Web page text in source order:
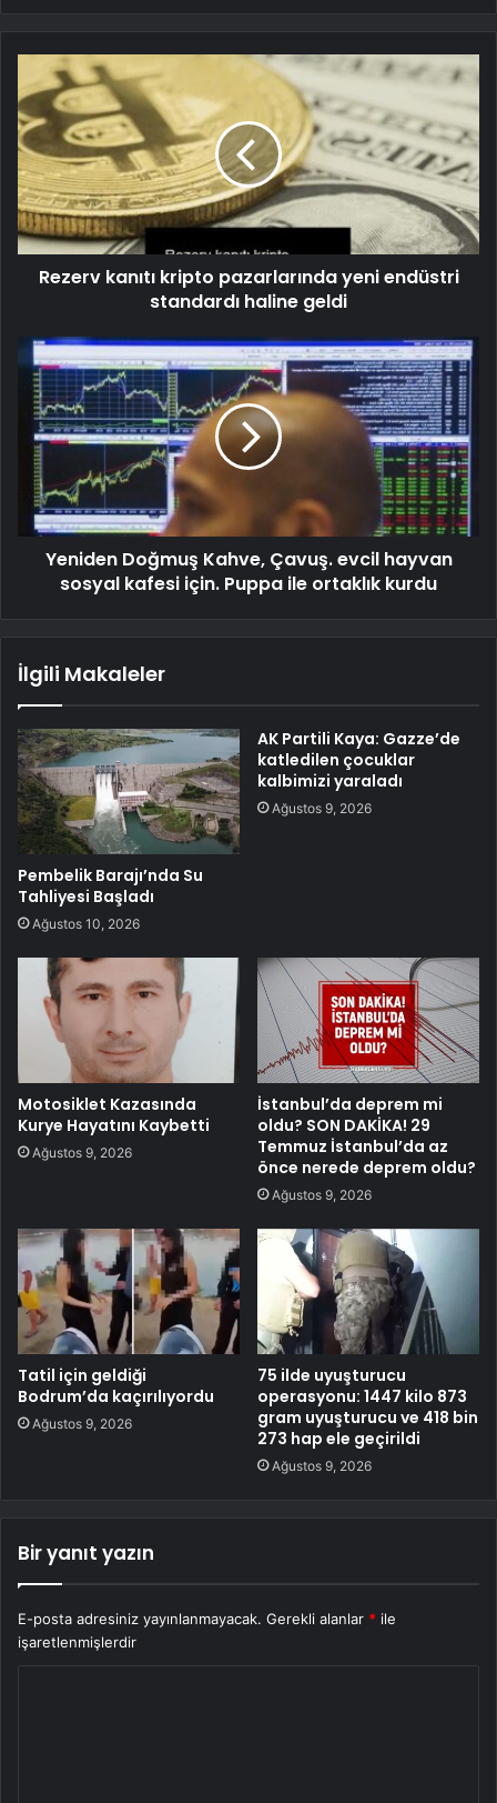
Rezerv kanıtı kripto pazarlarında yeni endüstri
standardı haline geldi
Yeniden Doğmuş Kahve, Çavuş. evcil hayvan
sosyal kafesi için. Puppa ile ortaklık kurdu
İlgili Makaleler
Pembelik Barajı’nda Su
Tahliyesi Başladı
Ağustos 10, 2026
AK Partili Kaya: Gazze’de
katledilen çocuklar
kalbimizi yaraladı
Ağustos 9, 2026
Motosiklet Kazasında
Kurye Hayatını Kaybetti
Ağustos 9, 2026
İstanbul’da deprem mi
oldu? SON DAKİKA! 29
Temmuz İstanbul’da az
önce nerede deprem oldu?
Ağustos 9, 2026
Tatil için geldiği
Bodrum’da kaçırılıyordu
Ağustos 9, 2026
75 ilde uyuşturucu
operasyonu: 1447 kilo 873
gram uyuşturucu ve 418 bin
273 hap ele geçirildi
Ağustos 9, 2026
Bir yanıt yazın
E-posta adresiniz yayınlanmayacak. Gerekli alanlar * ile
işaretlenmişlerdir